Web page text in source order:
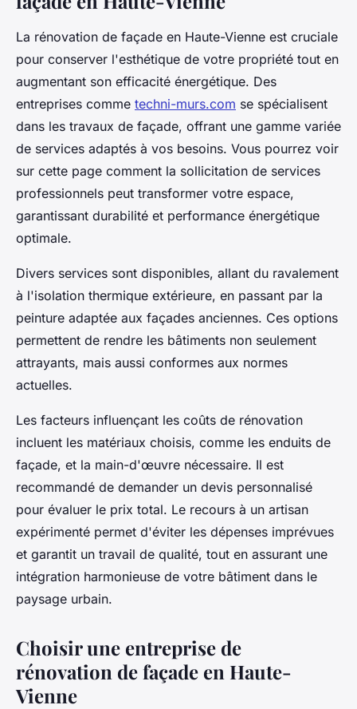
La rénovation de façade en Haute-Vienne est cruciale
pour conserver l'esthétique de votre propriété tout en
augmentant son efficacité énergétique. Des
entreprises comme techni-murs.com se spécialisent
dans les travaux de façade, offrant une gamme variée
de services adaptés à vos besoins. Vous pourrez voir
sur cette page comment la sollicitation de services
professionnels peut transformer votre espace,
garantissant durabilité et performance énergétique
optimale.
Divers services sont disponibles, allant du ravalement
à l'isolation thermique extérieure, en passant par la
peinture adaptée aux façades anciennes. Ces options
permettent de rendre les bâtiments non seulement
attrayants, mais aussi conformes aux normes
actuelles.
Les facteurs influençant les coûts de rénovation
incluent les matériaux choisis, comme les enduits de
façade, et la main-d'œuvre nécessaire. Il est
recommandé de demander un devis personnalisé
pour évaluer le prix total. Le recours à un artisan
expérimenté permet d'éviter les dépenses imprévues
et garantit un travail de qualité, tout en assurant une
intégration harmonieuse de votre bâtiment dans le
paysage urbain.
Choisir une entreprise de
rénovation de façade en Haute-
Vienne